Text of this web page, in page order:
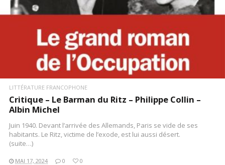
LITTÉRATURE FRANCOPHONE
Critique – Le Barman du Ritz – Philippe Collin –
Albin Michel
Juin 1940. Devant l’arrivée des Allemands, Paris se vide de ses
habitants. Le Ritz, victime de l’exode, est lui aussi désert.
(suite…)
MAI 17, 2024 0 0